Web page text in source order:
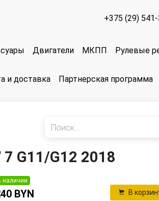
+375 (29)
Двигатели МКПП Рулевые
и доставка Партнерская программа
G11/G12 2018
наличии
BYN В